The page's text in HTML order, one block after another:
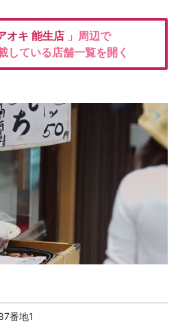
オキ 能生店 」周辺で
している店舗一覧を開く
番地1